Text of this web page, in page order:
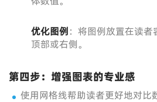
优化图例：将图例放置在读
顶部或右侧。
第四步：增强图表的专业感
使用网格线帮助读者更好地对比